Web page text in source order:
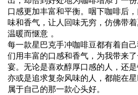
口感更加丰富和平衡。咽下咖啡后
味和香气，让人回味无穷，仿佛带
温暖而惬意 。
每一款星巴克手冲咖啡豆都有着自
们用丰富的口感和香气，为我带来
宴。无论是喜欢醇厚口感的人，还
亦或是追求复杂风味的人，都能在
属于自己的那一款心头好。